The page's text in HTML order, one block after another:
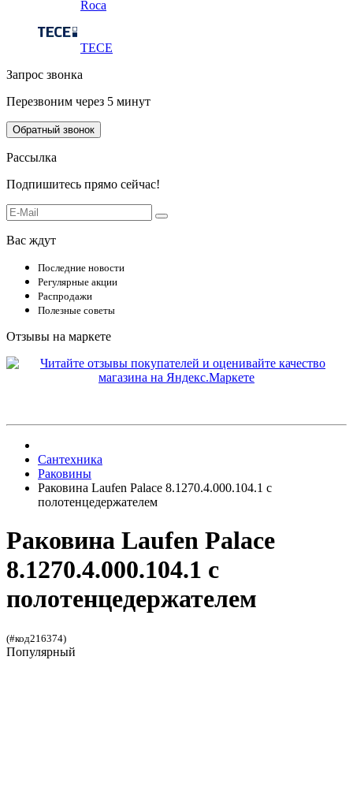
Roca
TECE
Запрос звонка
Перезвоним через 5 минут
Обратный звонок
Рассылка
Подпишитесь прямо сейчас!
Вас ждут
Последние новости
Регулярные акции
Распродажи
Полезные советы
Отзывы на маркете
Сантехника
Раковины
Раковина Laufen Palace 8.1270.4.000.104.1 с
полотенцедержателем
Раковина Laufen Palace
8.1270.4.000.104.1 с
полотенцедержателем
(#код216374)
Популярный